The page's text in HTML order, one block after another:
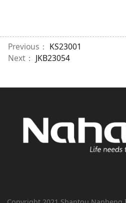
Previous： KS23001
Next： JKB23054